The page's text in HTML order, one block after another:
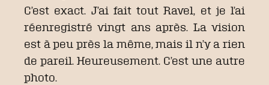
C’est exact. J’ai fait tout Ravel, et je l’ai
réenregistré vingt ans après. La vision
est à peu près la même, mais il n’y a rien
de pareil. Heureusement. C’est une autre
photo.